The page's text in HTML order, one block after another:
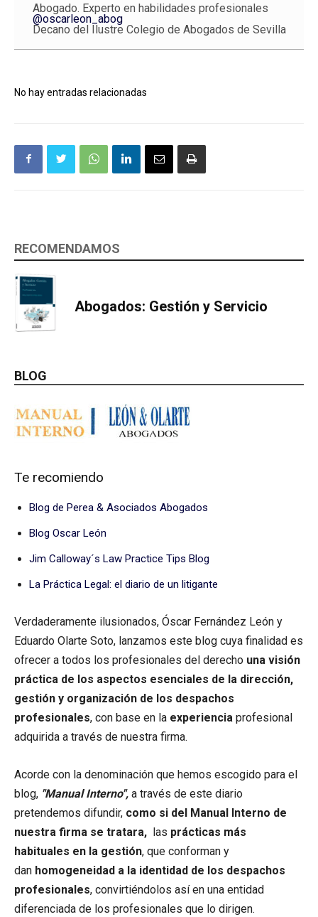
Abogado. Experto en habilidades profesionales
@oscarleon_abog
Decano del Ilustre Colegio de Abogados de Sevilla
No hay entradas relacionadas
RECOMENDAMOS
Abogados: Gestión y Servicio
BLOG
Te recomiendo
Blog de Perea & Asociados Abogados
Blog Oscar León
Jim Calloway´s Law Practice Tips Blog
La Práctica Legal: el diario de un litigante
Verdaderamente ilusionados, Óscar Fernández León y
Eduardo Olarte Soto, lanzamos este blog cuya finalidad es
ofrecer a todos los profesionales del derecho una visión
práctica de los aspectos esenciales de la dirección,
gestión y organización de los despachos
profesionales, con base en la experiencia profesional
adquirida a través de nuestra firma.
Acorde con la denominación que hemos escogido para el
blog, "Manual Interno", a través de este diario
pretendemos difundir, como si del Manual Interno de
nuestra firma se tratara, las prácticas más
habituales en la gestión, que conforman y
dan homogeneidad a la identidad de los despachos
profesionales, convirtiéndolos así en una entidad
diferenciada de los profesionales que lo dirigen.